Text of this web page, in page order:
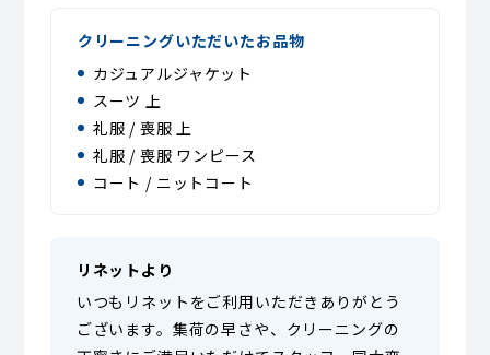
クリーニングいただいたお品物
カジュアルジャケット
スーツ 上
礼服 / 喪服 上
礼服 / 喪服 ワンピース
コート / ニットコート
リネットより
いつもリネットをご利用いただきありがとう
ございます。集荷の早さや、クリーニングの